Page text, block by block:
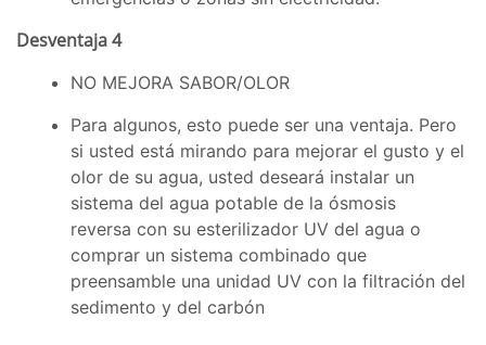
Desventaja 4
NO MEJORA SABOR/OLOR
Para algunos, esto puede ser una ventaja. Pero
si usted está mirando para mejorar el gusto y el
olor de su agua, usted deseará instalar un
sistema del agua potable de la ósmosis
reversa con su esterilizador UV del agua o
comprar un sistema combinado que
preensamble una unidad UV con la filtración del
sedimento y del carbón